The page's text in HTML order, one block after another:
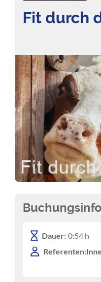
Fit durch
Buchungsinfo
Dauer: 0:54 h